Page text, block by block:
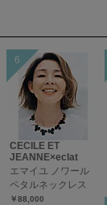
CECILE ET
JEANNE×eclat
エマイユ ノワール
ペタルネックレス
￥88,000